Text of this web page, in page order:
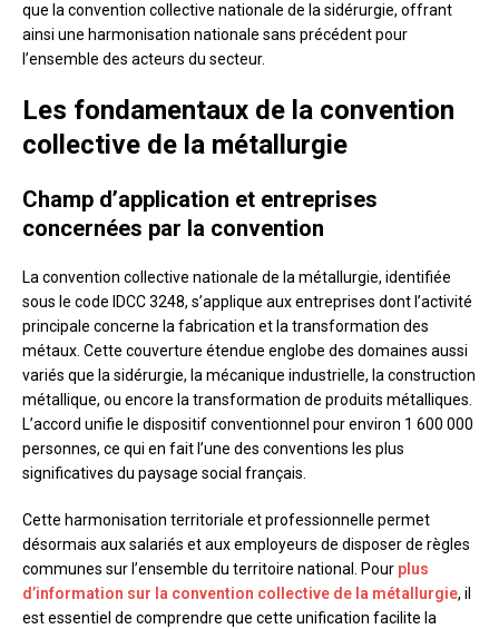
que la convention collective nationale de la sidérurgie, offrant
ainsi une harmonisation nationale sans précédent pour
l’ensemble des acteurs du secteur.
Les fondamentaux de la convention
collective de la métallurgie
Champ d’application et entreprises
concernées par la convention
La convention collective nationale de la métallurgie, identifiée
sous le code IDCC 3248, s’applique aux entreprises dont l’activité
principale concerne la fabrication et la transformation des
métaux. Cette couverture étendue englobe des domaines aussi
variés que la sidérurgie, la mécanique industrielle, la construction
métallique, ou encore la transformation de produits métalliques.
L’accord unifie le dispositif conventionnel pour environ 1 600 000
personnes, ce qui en fait l’une des conventions les plus
significatives du paysage social français.
Cette harmonisation territoriale et professionnelle permet
désormais aux salariés et aux employeurs de disposer de règles
communes sur l’ensemble du territoire national. Pour plus
d’information sur la convention collective de la métallurgie, il
est essentiel de comprendre que cette unification facilite la